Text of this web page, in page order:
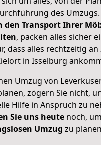
des Umzugs.
den Transport Ihrer
, packen alles sicher
dass alles rechtzeitig an
in Isselburg
Umzug von
zögern Sie nicht,
Hilfe in Anspruch zu
Sie uns heutenoch,
Umzug zu